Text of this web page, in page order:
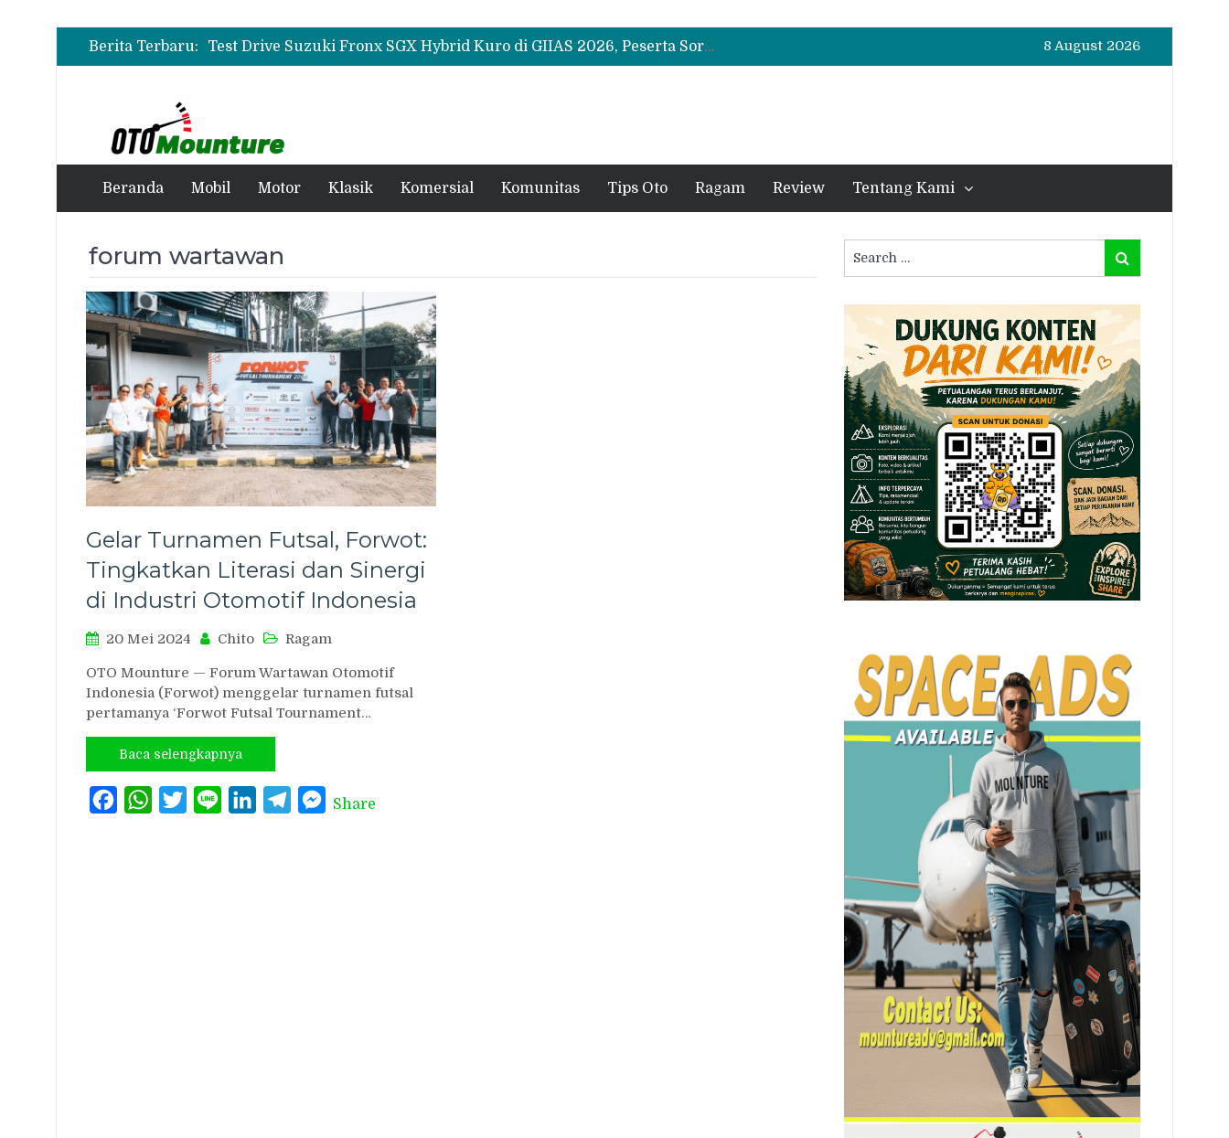
Berita Terbaru:
Beli Mobil Jangan Cuma Lihat Cicilan, TAF dan OJK Tekankan Pentingnya Literasi Keuangan
Test Drive Suzuki Fronx SGX Hybrid Kuro di GIIAS 2026, Peserta Soroti Desain Sporty dan DVR
Leapmotor Mulai Perakitan Lokal di Indonesia, B10 dan C10 Jadi Model Perdana
8 August 2026
Beranda Mobil Motor Klasik Komersial Komunitas Tips Oto Ragam Review Tentang Kami
forum wartawan
Gelar Turnamen Futsal, Forwot:
Tingkatkan Literasi dan Sinergi
di Industri Otomotif Indonesia
20 Mei 2024 Chito Ragam
OTO Mounture — Forum Wartawan Otomotif
Indonesia (Forwot) menggelar turnamen futsal
pertamanya ‘Forwot Futsal Tournament…
Baca selengkapnya
FacebookWhatsAppTwitterLine LinkedInTelegramMessenger
Share
for:
Search